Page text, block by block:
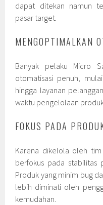
dapat ditekan namun
pasar target.
MENGOPTIMALKAN
Banyak pelaku Micro
otomatisasi penuh,
hingga layanan
waktu pengelolaan
FOKUS PADA
Karena dikelola oleh
berfokus pada stabilitas
Produk yang minim bug
lebih diminati oleh
kemudahan.